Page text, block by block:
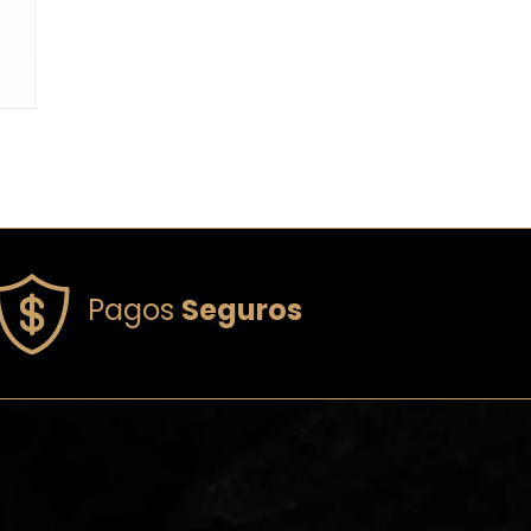
Pagos Seguros